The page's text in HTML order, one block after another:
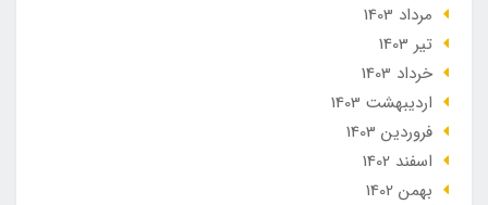
مرداد 1403
تير 1403
خرداد 1403
ارديبهشت 1403
فروردین 1403
اسفند 1402
بهمن 1402